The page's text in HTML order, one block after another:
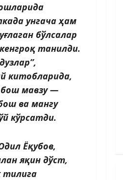
унгача ҳам
бўлсалар
танилди.
китобларида,
бош мавзу —
ва мангу
кўрсатди.
Ёқубов,
яқин дўст,
тилига